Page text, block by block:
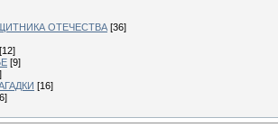
ОТЕЧЕСТВА [36]
[12]
[9]
[16]